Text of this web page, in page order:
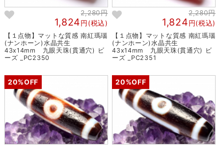
2,280円
1,824円(税込)
【１点物】マットな質感 南紅瑪瑙
(ナンホーン)水晶共生
43x14mm 九眼天珠(貫通穴) ビ
ーズ _PC2350
2,280円
1,824円(税込)
【１点物】マットな質感 南紅瑪瑙
(ナンホーン)水晶共生
43x14mm 九眼天珠(貫通穴) ビ
ーズ _PC2351
20%OFF 20%OFF